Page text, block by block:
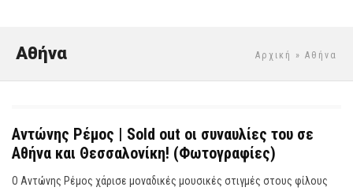
Αρχική » Αθήνα
Αθήνα
Αντώνης Ρέμος | Sold out οι συναυλίες του σε
Αθήνα και Θεσσαλονίκη! (Φωτογραφίες)
Ο Αντώνης Ρέμος χάρισε μοναδικές μουσικές στιγμές στους φίλους